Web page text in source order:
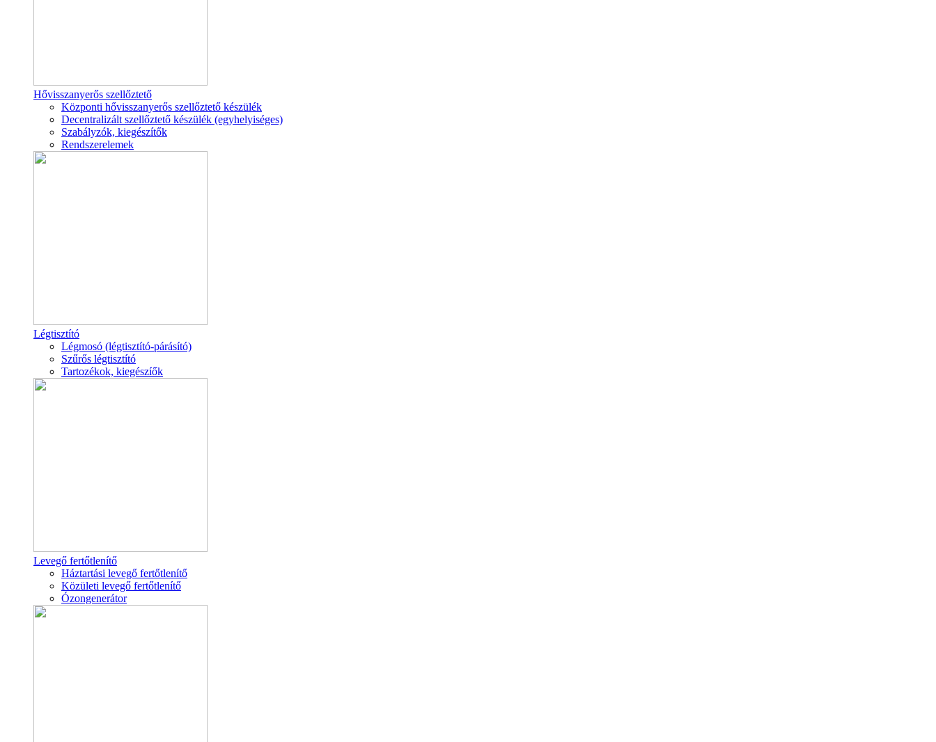
Hővisszanyerős szellőztető
Központi hővisszanyerős szellőztető készülék
Decentralizált szellőztető készülék (egyhelyiséges)
Szabályzók, kiegészítők
Rendszerelemek
Légtisztító
Légmosó (légtisztító-párásító)
Szűrős légtisztító
Tartozékok, kiegészíők
Levegő fertőtlenítő
Háztartási levegő fertőtlenítő
Közületi levegő fertőtlenítő
Ózongenerátor